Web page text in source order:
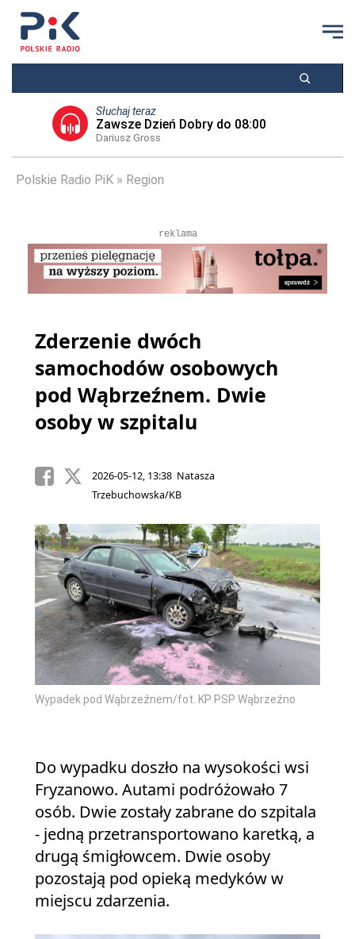
Słuchaj teraz
Zawsze Dzień Dobry do 08:00
Dariusz Gross
Polskie Radio PiK Region
reklama
Zderzenie dwóch
samochodów osobowych
pod Wąbrzeźnem. Dwie
osoby w szpitalu
2026-05-12, 13:38 Natasza
Trzebuchowska/KB
Wypadek pod Wąbrzeźnem/fot. KP PSP Wąbrzeźno
Do wypadku doszło na wysokości wsi
Fryzanowo. Autami podróżowało 7
osób. Dwie zostały zabrane do szpitala
- jedną przetransportowano karetką, a
drugą śmigłowcem. Dwie osoby
pozostają pod opieką medyków w
miejscu zdarzenia.